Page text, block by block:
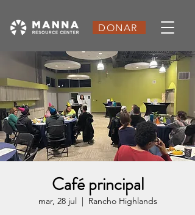
DONAR
Café principal
mar, 28 jul
  |
Rancho Highlands